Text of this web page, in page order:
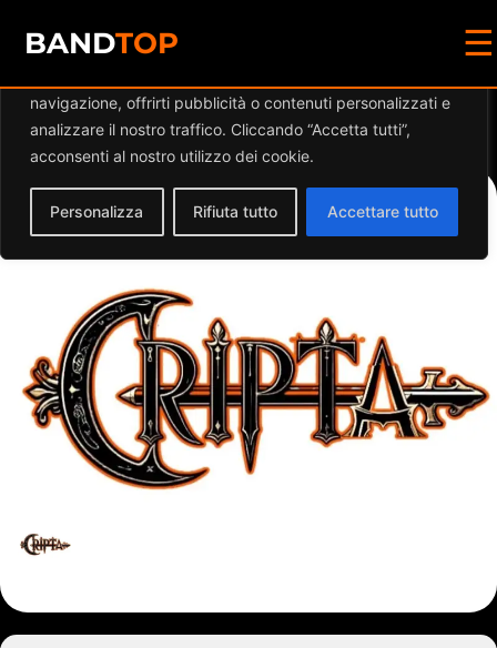
Diamo valore alla tua privacy
navigazione, offrirti pubblicità o contenuti personalizzati e
analizzare il nostro traffico. Cliccando “Accetta tutti”,
acconsenti al nostro utilizzo dei cookie.
Personalizza Rifiuta tutto Accettare tutto
BANDTOP ☰
Events at this location